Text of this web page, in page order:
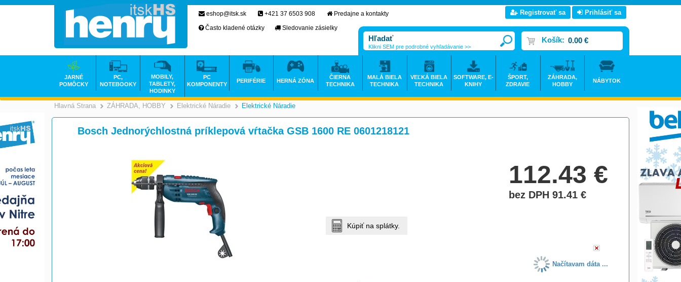
Hlavná Strana >
ZÁHRADA, HOBBY >
Elektrické Náradie >
Elektrické Náradie
Bosch Jednorýchlostná príklepová vŕtačka GSB 1600 RE 0601218121
112.43€
bez DPH 91.41€
Kúpiť na splátky.
Načítavam dáta ...
eshop@itsk.sk +421 37 6503 908
Predajne a kontakty
Často kladené otázky
Sledovanie zásielky
Registrovať sa Prihlásiť sa
Košík: 0.00 €
Klikni SEM pre podrobné vyhľadávanie >>
JARNÉ
POMÔCKY
PC,
NOTEBOOKY
MOBILY,
TABLETY,
HODINKY
PC
KOMPONENTY
PERIFÉRIE HERNÁ ZÓNA
ČIERNA
TECHNIKA
MALÁ BIELA
TECHNIKA
VEĽKÁ BIELA
TECHNIKA
SOFTWARE, E-
KNIHY
ŠPORT,
ZDRAVIE
ZÁHRADA,
HOBBY
NÁBYTOK